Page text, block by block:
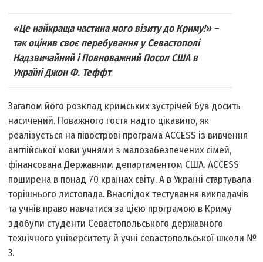
«Це найкраща частина мого візиту до Криму!» –
так оцінив своє перебування у Севастополі
Надзвичайний і Повноважний Посол США в
Україні Джон Ф. Теффт
Загалом його розклад кримських зустрічей був досить
насичений. Поважного гостя надто цікавило, як
реалізується на півострові програма ACCESS із вивчення
англійської мови учнями з малозабезпечених сімей,
фінансована Державним департаментом США. ACCESS
поширена в понад 70 країнах світу. А в Україні стартувала
торішнього листопада. Внаслідок тестування викладачів
та учнів право навчатися за цією програмою в Криму
здобули студенти Севастопольського державного
технічного університету й учні севастопольської школи №
3.